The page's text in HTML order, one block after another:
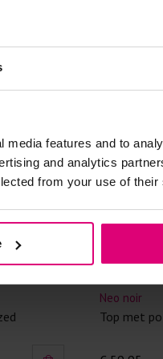
features and to
and analytics
from your use of
Gebruik
Selecteer
Gebreide
Was in de
voorkomt
Was zo
Droog het
Controleer
kledingstuk
Label Dot
Blouse V-